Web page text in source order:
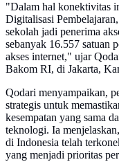
"Dalam hal konektivitas
Digitalisasi
sekolah jadi penerima
sebanyak 16.557 satuan
akses internet," ujar
Bakom RI, di Jakarta,
Qodari menyampaikan,
strategis untuk
kesempatan yang sama
teknologi. Ia
di Indonesia telah
yang menjadi prioritas